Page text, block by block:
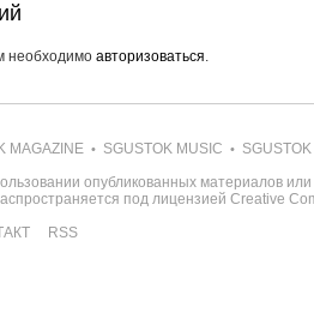
необходимо авторизоваться.
MAGAZINE • SGUSTOK MUSIC •
опубликованных материалов
под лицензией Creative
RSS